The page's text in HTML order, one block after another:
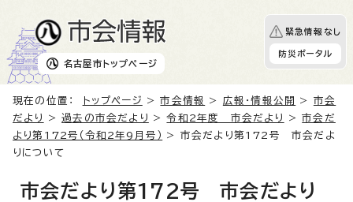
名古屋市 トップページ
緊急情報なし
防災ポータル
現在の位置： トップページ >市会情報 > 広報・情報公開 > 市会
だより
>過去の市会だより >令和2年度 市会だより >市会だ
より第172号（令和2年9月号）
> 市会だより第172号 市会だよ
りについて
市会だより第172号 市会だより